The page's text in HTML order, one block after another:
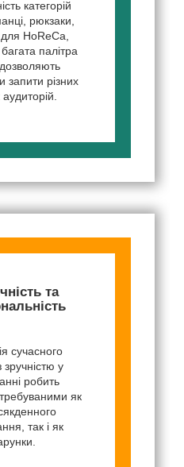
категорій
рюкзаки,
HoReCa,
палітра
запити різних
та
сучасного
зручністю у
робить
як
так і як